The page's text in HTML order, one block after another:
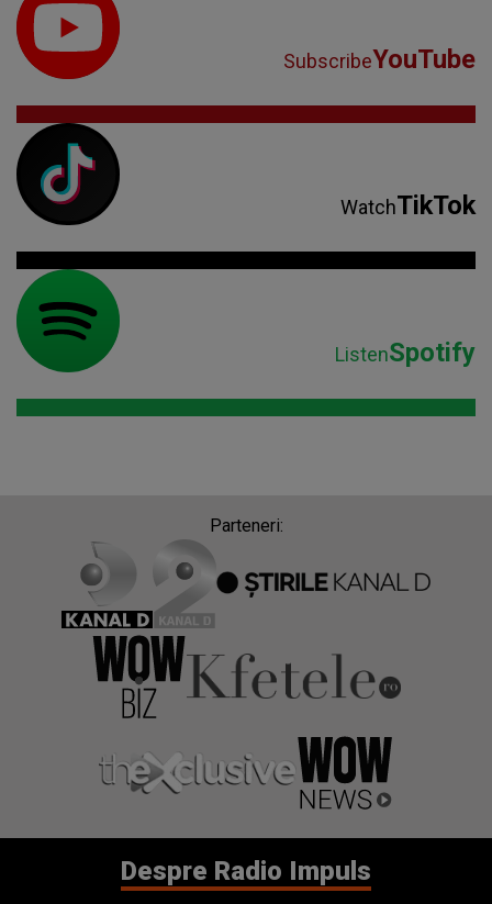
SubscribeYouTube
WatchTikTok
ListenSpotify
Parteneri:
Despre Radio Impuls